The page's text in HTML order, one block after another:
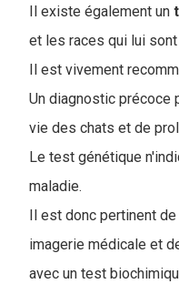
Il existe également un
et les races qui lui
Il est vivement
Un diagnostic précoce
vie des chats et de
Le test génétique
maladie.
Il est donc pertinent
imagerie médicale et
avec un test